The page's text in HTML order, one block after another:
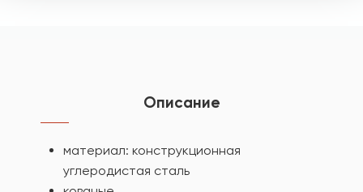
Описание
материал: конструкционная
углеродистая сталь